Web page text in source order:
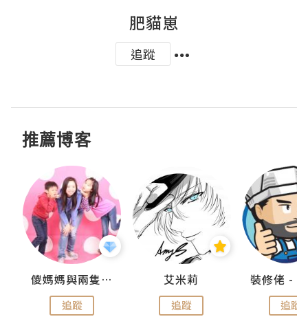
肥貓崽
追蹤
推薦博客
儍媽媽與兩隻小魔怪之家
追蹤
艾米莉
追蹤 追蹤